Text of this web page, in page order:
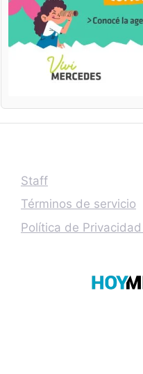
Staff
Términos de servicio
Política de